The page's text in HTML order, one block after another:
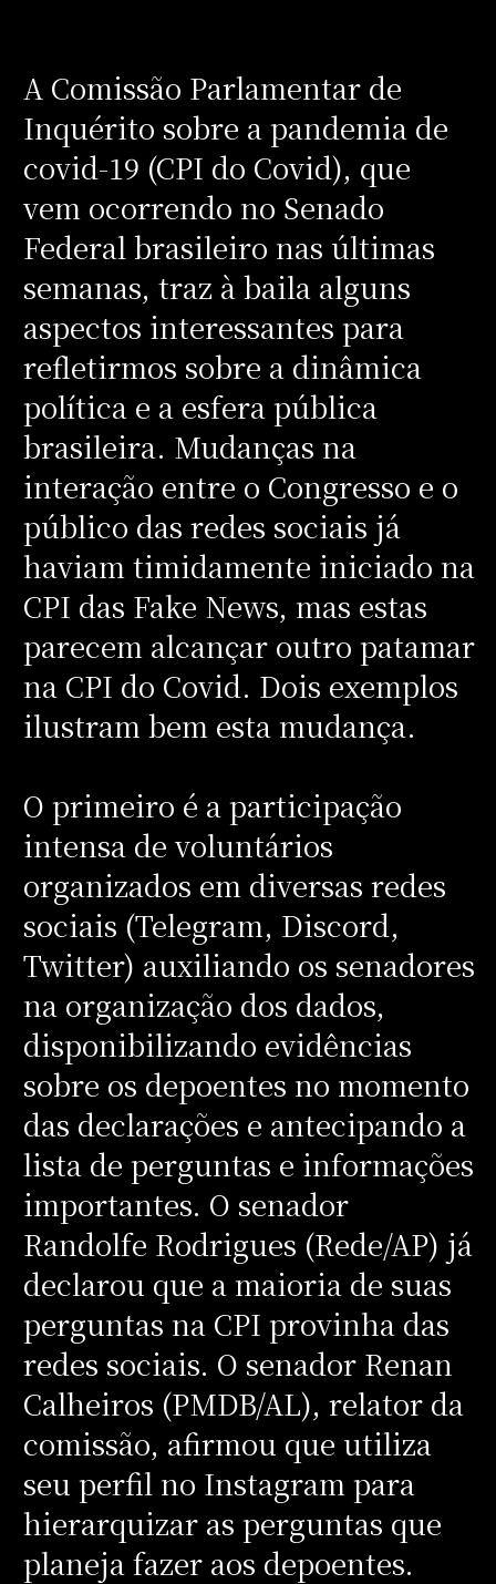
A Comissão Parlamentar de
Inquérito sobre a pandemia de
covid-19 (CPI do Covid), que
vem ocorrendo no Senado
Federal brasileiro nas últimas
semanas, traz à baila alguns
aspectos interessantes para
refletirmos sobre a dinâmica
política e a esfera pública
brasileira. Mudanças na
interação entre o Congresso e o
público das redes sociais já
haviam timidamente iniciado na
CPI das Fake News, mas estas
parecem alcançar outro patamar
na CPI do Covid. Dois exemplos
ilustram bem esta mudança.
O primeiro é a participação
intensa de voluntários
organizados em diversas redes
sociais (Telegram, Discord,
Twitter) auxiliando os senadores
na organização dos dados,
disponibilizando evidências
sobre os depoentes no momento
das declarações e antecipando a
lista de perguntas e informações
importantes. O senador
Randolfe Rodrigues (Rede/AP) já
declarou que a maioria de suas
perguntas na CPI provinha das
redes sociais. O senador Renan
Calheiros (PMDB/AL), relator da
comissão, afirmou que utiliza
seu perfil no Instagram para
hierarquizar as perguntas que
planeja fazer aos depoentes.